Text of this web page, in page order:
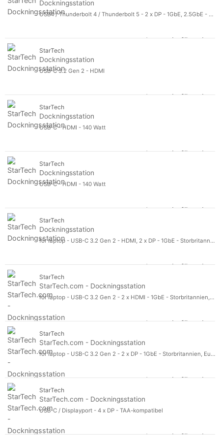
Dockningsstation
USB4 / Thunderbolt 4 / Thunderbolt 5 - 2 x DP - 1GbE, 2.5GbE - 100 watt - Europa, Storbritannien
Logga in för pris
StarTech
Dockningsstation
USB-C 3.2 Gen 2 - HDMI
Logga in för pris
StarTech
Dockningsstation
USB-C - HDMI - 140 Watt
Logga in för pris
StarTech
Dockningsstation
USB-C - HDMI - 140 Watt
Logga in för pris
StarTech
Dockningsstation
för laptop - USB-C 3.2 Gen 2 - HDMI, 2 x DP - 1GbE - Storbritannien, Europa
Logga in för pris
StarTech
StarTech.com - Dockningsstation
för laptop - USB-C 3.2 Gen 2 - 2 x HDMI - 1GbE - Storbritannien, Europa
Logga in för pris
StarTech
StarTech.com - Dockningsstation
för laptop - USB-C 3.2 Gen 2 - 2 x DP - 1GbE - Storbritannien, Europa
Logga in för pris
StarTech
StarTech.com - Dockningsstation
USB-C / Displayport - 4 x DP - TAA-kompatibel
Logga in för pris